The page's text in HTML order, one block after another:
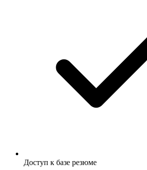
Доступ к базе резюме